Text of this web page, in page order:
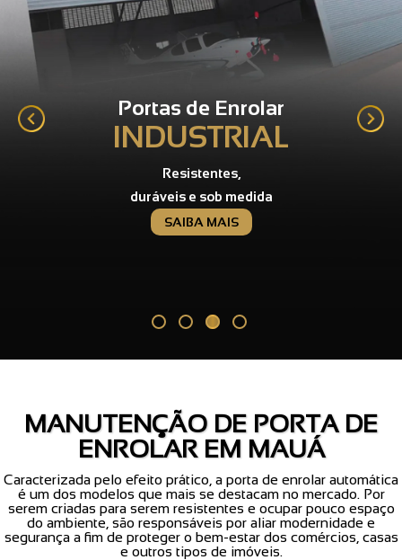
Portas de Enrolar
INDUSTRIAL
Resistentes,
duráveis e sob medida
SAIBA MAIS
MANUTENÇÃO DE PORTA DE
ENROLAR EM MAUÁ
Caracterizada pelo efeito prático, a porta de enrolar automática
é um dos modelos que mais se destacam no mercado. Por
serem criadas para serem resistentes e ocupar pouco espaço
do ambiente, são responsáveis por aliar modernidade e
segurança a fim de proteger o bem-estar dos comércios, casas
e outros tipos de imóveis.